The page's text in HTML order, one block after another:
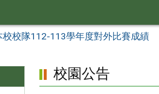
校校隊112-113學年度對外比賽成績
校園公告